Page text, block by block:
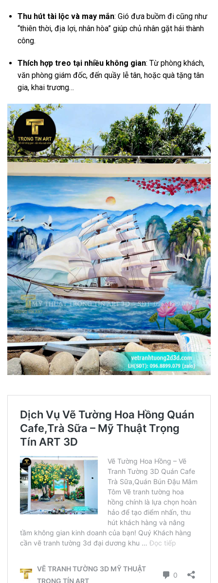
Thu hút tài lộc và may mắn: Gió đưa buồm đi cũng như
“thiên thời, địa lợi, nhân hòa” giúp chủ nhân gặt hái thành
công.
Thích hợp treo tại nhiều không gian: Từ phòng khách,
văn phòng giám đốc, đến quầy lễ tân, hoặc quà tặng tân
gia, khai trương…